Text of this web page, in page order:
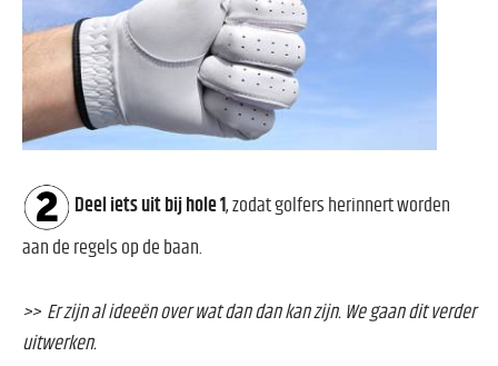
Deel iets uit bij hole 1, zodat golfers herinnert worden
aan de regels op de baan.
>> Er zijn al ideeën over wat dan dan kan zijn. We gaan dit verder
uitwerken.